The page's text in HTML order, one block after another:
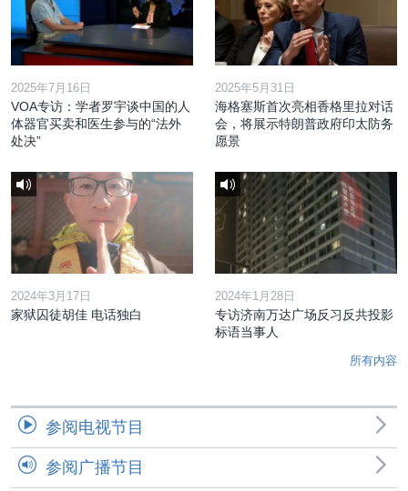
2025年7月16日
VOA专访：学者罗宇谈中国的人
体器官买卖和医生参与的“法外
处决”
2025年5月31日
海格塞斯首次亮相香格里拉对话
会，将展示特朗普政府印太防务
愿景
2024年3月17日
家狱囚徒胡佳 电话独白
2024年1月28日
专访济南万达广场反习反共投影
标语当事人
所有内容
参阅电视节目
参阅广播节目